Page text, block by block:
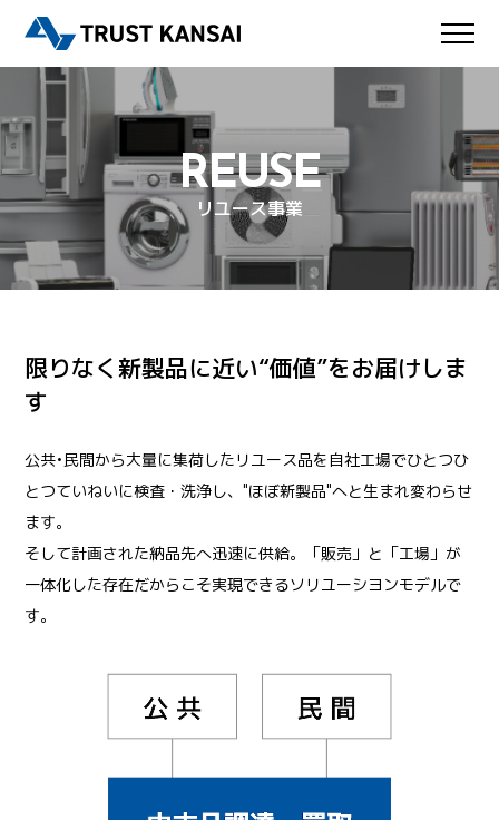
REUSE
リユース事業
限りなく新製品に近い“価値”をお届けしま
す
公共•民間から大量に集荷したリユース品を自社工場でひとつひ
とつていねいに検査・洗浄し、"ほぼ新製品"へと生まれ変わらせ
ます。
そして計画された納品先へ迅速に供給。「販売」と「工場」が
一体化した存在だからこそ実現できるソリユーシヨンモデルで
す。